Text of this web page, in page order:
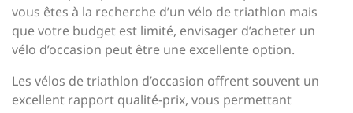
vous êtes à la recherche d’un vélo de triathlon mais
que votre budget est limité, envisager d’acheter un
vélo d’occasion peut être une excellente option.
Les vélos de triathlon d’occasion offrent souvent un
excellent rapport qualité-prix, vous permettant